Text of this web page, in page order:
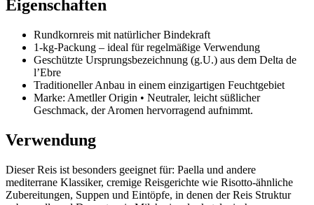
Eigenschaften
Rundkornreis mit natürlicher Bindekraft
1‑kg‑Packung – ideal für regelmäßige Verwendung
Geschützte Ursprungsbezeichnung (g.U.) aus dem Delta de
l’Ebre
Traditioneller Anbau in einem einzigartigen Feuchtgebiet
Marke: Ametller Origin • Neutraler, leicht süßlicher
Geschmack, der Aromen hervorragend aufnimmt.
Verwendung
Dieser Reis ist besonders geeignet für: Paella und andere
mediterrane Klassiker, cremige Reisgerichte wie Risotto-ähnliche
Zubereitungen, Suppen und Eintöpfe, in denen der Reis Struktur